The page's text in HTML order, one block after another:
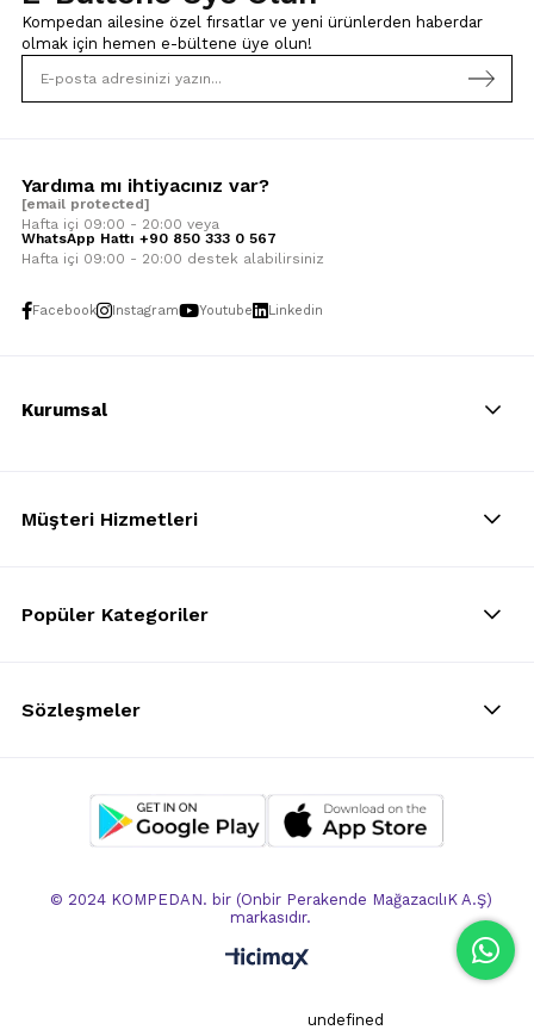
Kompedan ailesine özel fırsatlar ve yeni ürünlerden haberdar
olmak için hemen e-bültene üye olun!
Yardıma mı ihtiyacınız var?
[email protected]
Hafta içi 09:00 - 20:00 veya
WhatsApp Hattı +90 850 333 0 567
Hafta içi 09:00 - 20:00 destek alabilirsiniz
Facebook Instagram Youtube Linkedin
Kurumsal
Müşteri Hizmetleri
Popüler Kategoriler
Sözleşmeler
© 2024 KOMPEDAN. bir (Onbir Perakende MağazacılıK A.Ş)
markasıdır.
undefined